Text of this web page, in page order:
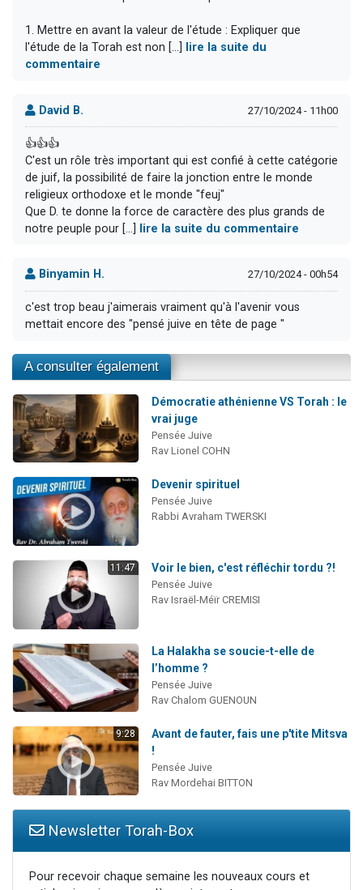
1. Mettre en avant la valeur de l'étude : Expliquer que
l'étude de la Torah est non [...] lire la suite du
commentaire
David B. 27/10/2024 - 11h00
👍👍👍
C'est un rôle très important qui est confié à cette catégorie
de juif, la possibilité de faire la jonction entre le monde
religieux orthodoxe et le monde "feuj"
Que D. te donne la force de caractère des plus grands de
notre peuple pour [...]
lire la suite du commentaire
Binyamin H. 27/10/2024 - 00h54
c'est trop beau j'aimerais vraiment qu'à l'avenir vous
mettait encore des "pensé juive en tête de page "
A consulter également
Démocratie athénienne VS Torah : le
vrai juge
Pensée Juive
Rav Lionel COHN
Devenir spirituel
Pensée Juive
Rabbi Avraham TWERSKI
11:47 Voir le bien, c'est réfléchir tordu ?!
Pensée Juive
Rav Israël-Méïr CREMISI
La Halakha se soucie-t-elle de
l’homme ?
Pensée Juive
Rav Chalom GUENOUN
9:28
Avant de fauter, fais une p'tite Mitsva
!
Pensée Juive
Rav Mordehai BITTON
Newsletter Torah-Box
Pour recevoir chaque semaine les nouveaux cours et